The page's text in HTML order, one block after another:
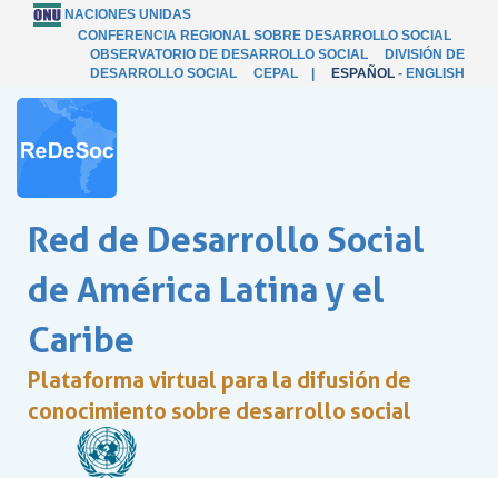
NACIONES UNIDAS
CONFERENCIA REGIONAL SOBRE DESARROLLO SOCIAL
OBSERVATORIO DE DESARROLLO SOCIAL
DIVISIÓN DE
DESARROLLO SOCIAL
CEPAL ESPAÑOL - ENGLISH
Red de Desarrollo Social
de América Latina y el
Caribe
Plataforma virtual para la difusión de
conocimiento sobre desarrollo social